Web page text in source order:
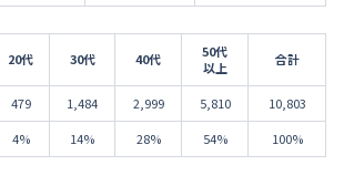
20代 30代 40代
50代
以上
合計
479 1,484 2,999 5,810
10,803
4% 14% 28% 54% 100%